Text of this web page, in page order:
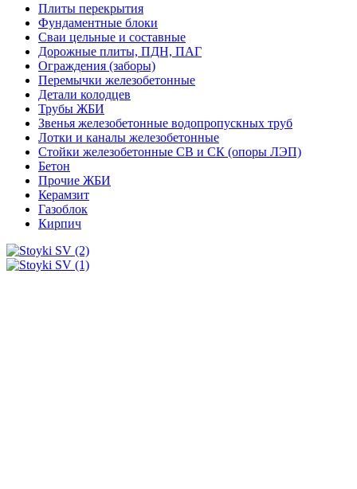
Плиты перекрытия
Фундаментные блоки
Сваи цельные и составные
Дорожные плиты, ПДН, ПАГ
Ограждения (заборы)
Перемычки железобетонные
Детали колодцев
Трубы ЖБИ
Звенья железобетонные водопропускных труб
Лотки и каналы железобетонные
Стойки железобетонные СВ и СК (опоры ЛЭП)
Бетон
Прочие ЖБИ
Керамзит
Газоблок
Кирпич